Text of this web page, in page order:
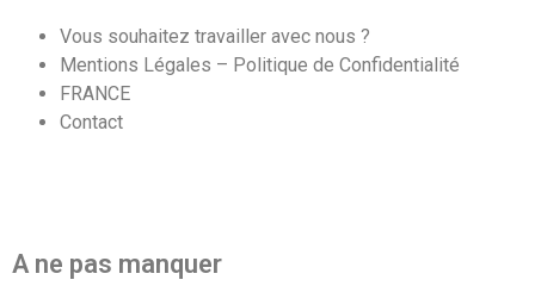
Vous souhaitez travailler avec nous ?
Mentions Légales – Politique de Confidentialité
FRANCE
Contact
A ne pas manquer